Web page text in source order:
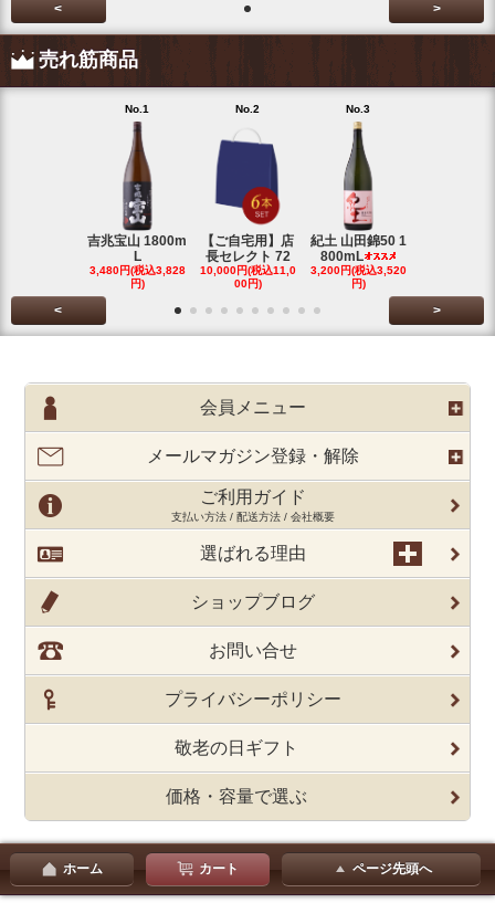
< >
売れ筋商品
No.1
吉兆宝山 1800m
L
3,480円(税込3,828
円)
No.2
【ご自宅用】店
長セレクト 72
10,000円(税込11,0
00円)
No.3
紀土 山田錦50 1
800mL
3,200円(税込3,520
円)
< >
会員メニュー
メールマガジン登録・解除
ご利用ガイド
支払い方法 / 配送方法 / 会社概要
選ばれる理由
ショップブログ
お問い合せ
プライバシーポリシー
敬老の日ギフト
価格・容量で選ぶ
ホーム カート ページ先頭へ